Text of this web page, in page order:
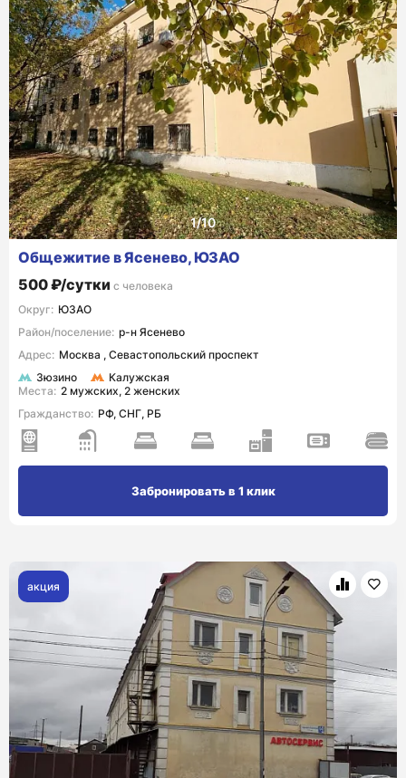
Общежитие в Ясенево, ЮЗАО
500 ₽/сутки с человека
Округ: ЮЗАО
Район/поселение: р-н Ясенево
Адрес: Москва , Севастопольский проспект
Зюзино
Калужская
Места: 2 мужских, 2 женских
Гражданство: РФ, СНГ, РБ
Забронировать в 1 клик
акция